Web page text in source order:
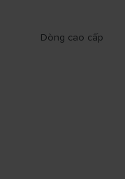
Dòng cao cấp